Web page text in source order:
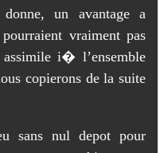
un avantage a
vraiment pas
i� l’ensemble
copierons de la suite
sans nul depot pour